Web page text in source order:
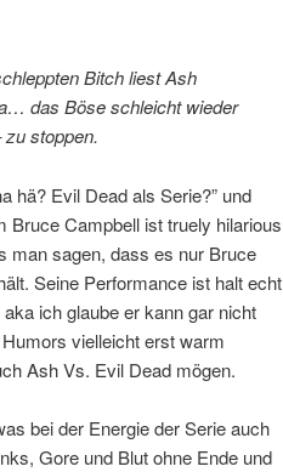
Bitch liest Ash
das Böse schleicht wieder
stoppen.
hä? Evil Dead als Serie?” und
Bruce Campbell ist truely hilarious
man sagen, dass es nur Bruce
Seine Performance ist halt echt
ich glaube er kann gar nicht
vielleicht erst warm
Ash Vs. Evil Dead mögen.
bei der Energie der Serie auch
Gore und Blut ohne Ende und